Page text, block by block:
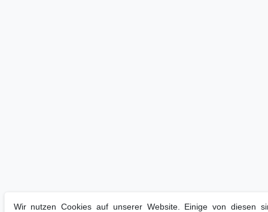
Wir nutzen Cookies auf unserer Website. Einige von diesen